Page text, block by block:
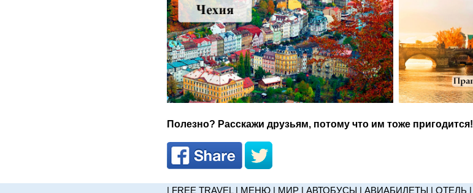
Полезно? Расскажи друзьям, потому что им тоже пригодится!
| FREE TRAVEL| МЕНЮ | МИР | АВТОБУСЫ | АВИАБИЛЕТЫ | ОТЕЛЬ |